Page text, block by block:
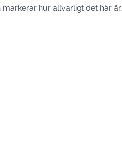
hur allvarligt det här är,